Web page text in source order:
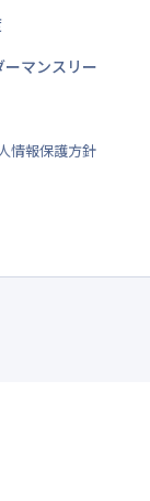
ーマンスリー
情報保護方針